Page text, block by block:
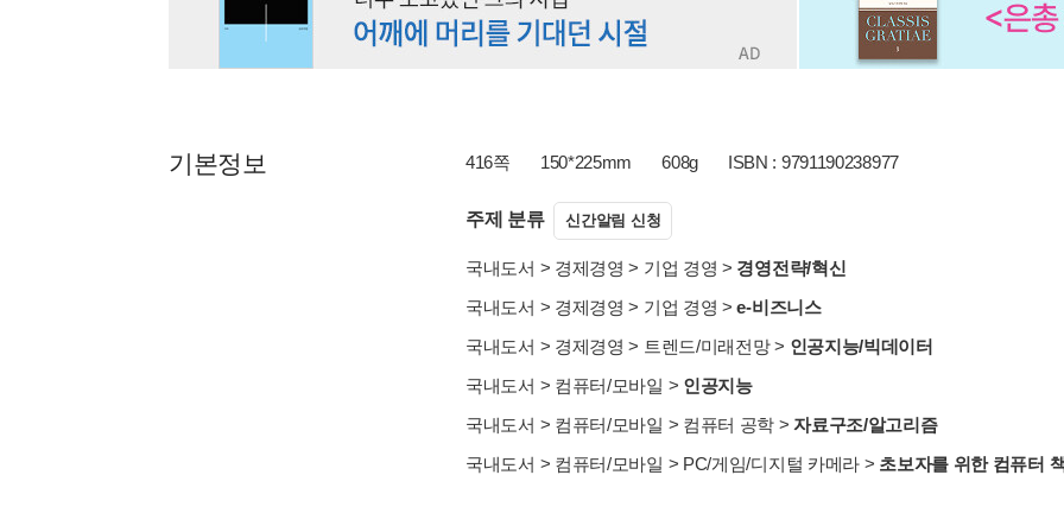
기본정보 416쪽 150*225mm 608g ISBN : 9791190238977
주제 분류 신간알림 신청
국내도서 > 경제경영 > 기업 경영 > 경영전략/혁신
국내도서 > 경제경영 > 기업 경영 >e-비즈니스
국내도서 > 경제경영 > 트렌드/미래전망> 인공지능/빅데이터
국내도서 > 컴퓨터/모바일 > 인공지능
국내도서 > 컴퓨터/모바일 > 컴퓨터 공학 >자료구조/알고리즘
국내도서 > 컴퓨터/모바일 > PC/게임/디지털 카메라 > 초보자를 위한 컴퓨터